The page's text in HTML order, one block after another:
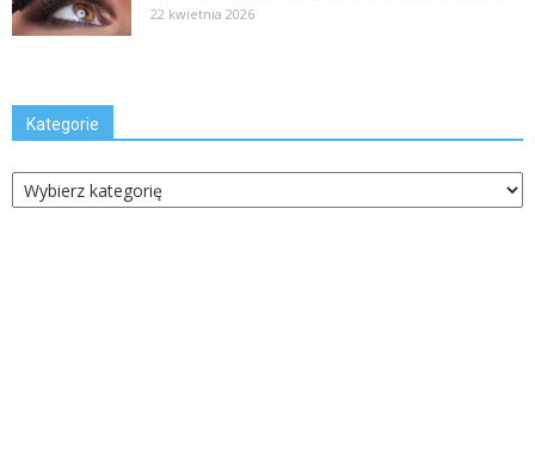
22 kwietnia 2026
Kategorie
Kategorie